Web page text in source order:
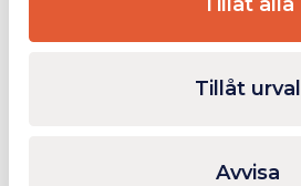
Tillåt urval
Avvisa
I lager